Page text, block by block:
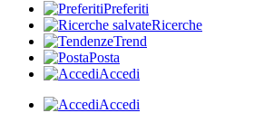
Preferiti
Ricerche
Trend
Posta
Accedi
Accedi